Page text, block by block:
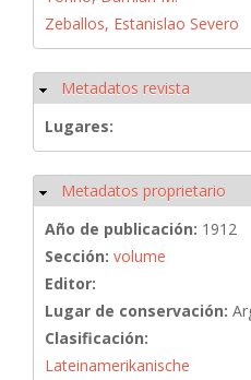
Zeballos, Estanislao Severo
Ocultar
Metadatos revista
Lugares:
Ocultar
Metadatos proprietario
Año de publicación: 1912
Sección: volume
Editor:
Lugar de conservación:
Clasificación:
Lateinamerikanische